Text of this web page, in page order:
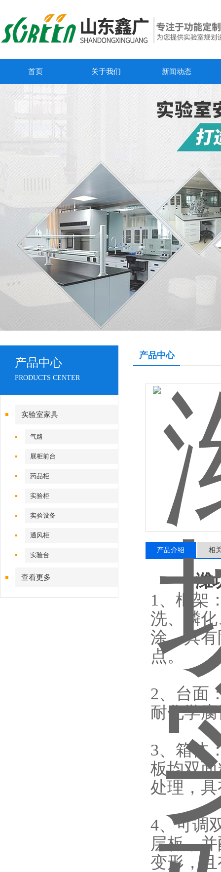
首页 关于我们 新闻动态
产品中心
PRODUCTS CENTER
实验室家具
气路
展柜前台
药品柜
实验柜
实验设备
通风柜
实验台
查看更多
产品中心
产品介绍 相
潍
1、框架
洗、磷
涂。具
点。
2、台面
耐化学
3、箱体
板均双
处理，
4、可调
层板，
变形，